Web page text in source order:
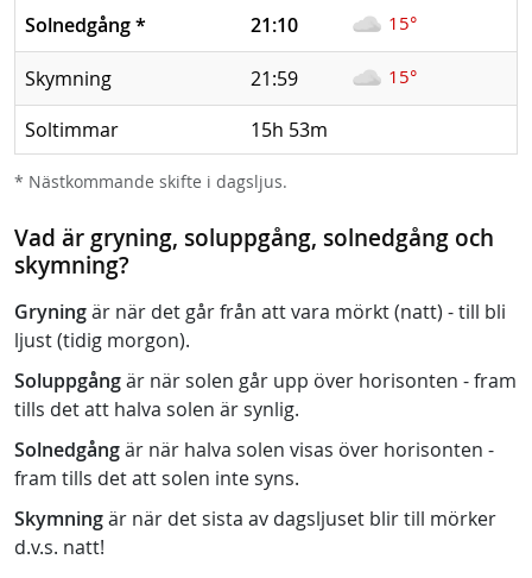
Solnedgång* 21:10 15°
Skymning 21:59 15°
Soltimmar 15h 53m
* Nästkommande skifte i dagsljus.
Vad är gryning, soluppgång, solnedgång och
skymning?
Gryningär när det går från att vara mörkt (natt) - till bli
ljust (tidig morgon).
Soluppgångär när solen går upp över horisonten - fram
tills det att halva solen är synlig.
Solnedgångär när halva solen visas över horisonten -
fram tills det att solen inte syns.
Skymningär när det sista av dagsljuset blir till mörker
d.v.s. natt!